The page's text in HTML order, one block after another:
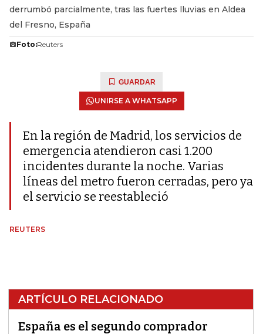
derrumbó parcialmente, tras las fuertes lluvias en Aldea
del Fresno, España
Foto:Reuters
GUARDAR
UNIRSE A WHATSAPP
En la región de Madrid, los servicios de
emergencia atendieron casi 1.200
incidentes durante la noche. Varias
líneas del metro fueron cerradas, pero ya
el servicio se reestableció
REUTERS
ARTÍCULO RELACIONADO
España es el segundo comprador